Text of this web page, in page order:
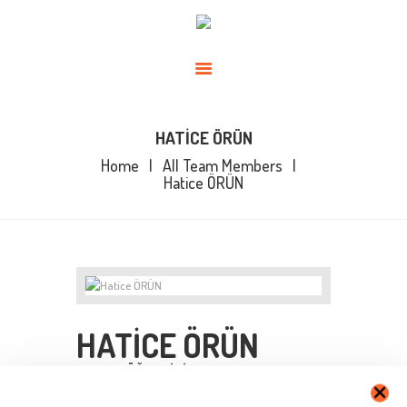
HATICE ÖRÜN
Home
All Team Members
Hatice ÖRÜN
İLETIŞIM
HATICE ÖRÜN
UZMAN ÖĞRETICI